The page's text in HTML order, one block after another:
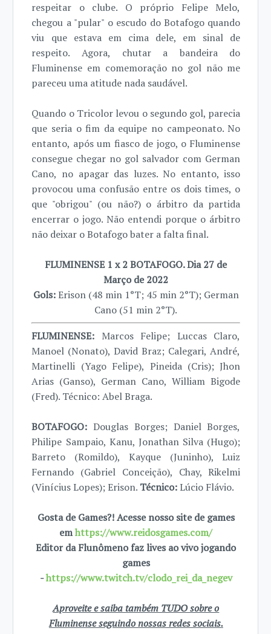
respeitar o clube. O próprio Felipe Melo,
chegou a "pular" o escudo do Botafogo quando
viu que estava em cima dele, em sinal de
respeito. Agora, chutar a bandeira do
Fluminense em comemoração no gol não me
pareceu uma atitude nada saudável.
Quando o Tricolor levou o segundo gol, parecia
que seria o fim da equipe no campeonato. No
entanto, após um fiasco de jogo, o Fluminense
consegue chegar no gol salvador com German
Cano, no apagar das luzes. No entanto, isso
provocou uma confusão entre os dois times, o
que "obrigou" (ou não?) o árbitro da partida
encerrar o jogo. Não entendi porque o árbitro
não deixar o Botafogo bater a falta final.
FLUMINENSE 1 x 2 BOTAFOGO. Dia 27 de
Março de 2022
Gols:Erison (48 min 1°T; 45 min 2°T); German
Cano (51 min 2°T).
FLUMINENSE: Marcos Felipe; Luccas Claro,
Manoel (Nonato), David Braz; Calegari, André,
Martinelli (Yago Felipe), Pineida (Cris); Jhon
Arias (Ganso), German Cano, William Bigode
(Fred). Técnico: Abel Braga.
BOTAFOGO: Douglas Borges; Daniel Borges,
Philipe Sampaio, Kanu, Jonathan Silva (Hugo);
Barreto (Romildo), Kayque (Juninho), Luiz
Fernando (Gabriel Conceição), Chay, Rikelmi
(Vinícius Lopes); Erison. Técnico:Lúcio Flávio.
Gosta de Games?! Acesse nosso site de games
emhttps://www.reidosgames.com/
Editor da Flunômeno faz lives ao vivo jogando
games
-https://www.twitch.tv/clodo_rei_da_negev
Aproveite e saiba também TUDO sobre o
Fluminense seguindo nossas redes sociais.